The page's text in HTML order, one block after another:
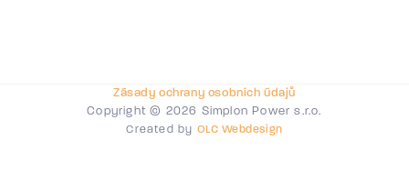
Copyright © 2026 Simplon Power s.r.o.
Zásady ochrany osobních údajů
Created by OLC Webdesign